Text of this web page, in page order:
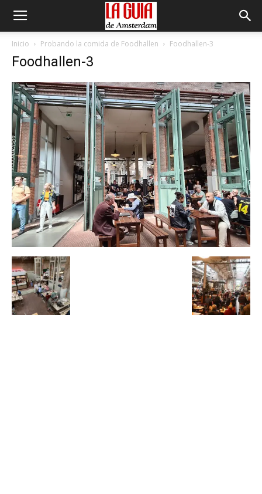
Inicio Probando la comida de Foodhallen Foodhallen-3
Foodhallen-3